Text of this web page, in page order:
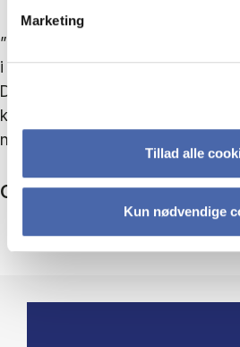
Marketing
Tillad alle
Kun nødvendige
”Det har betydet meget, at vi
i stedet for at bruge
Det har gjort, at vi kan agere
kunder der har specifikke
noget der driller.”
CBS’ iværksættermiljø